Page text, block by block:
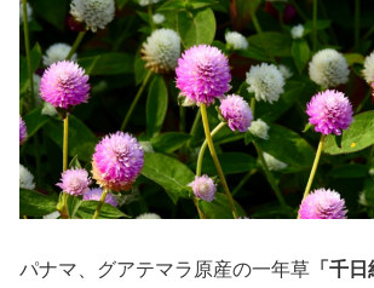
パナマ、グアテマラ原産の一年草 「千